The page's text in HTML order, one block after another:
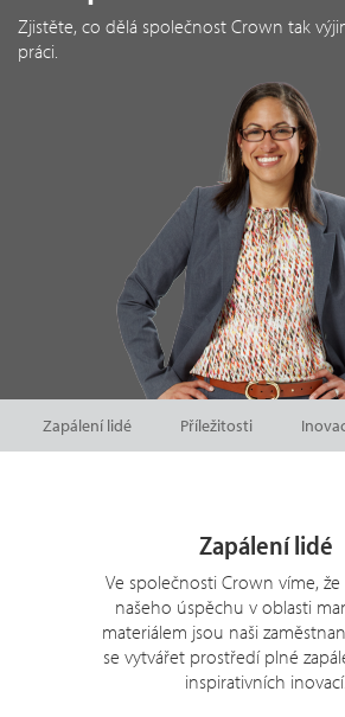
Zjistěte, co dělá společnost Crown tak
práci.
Zapálení lidé Příležitosti
Zapálení lidé
Ve společnosti Crown víme,
našeho úspěchu v oblasti
materiálem jsou naši
se vytvářet prostředí plné
inspirativních inovací.